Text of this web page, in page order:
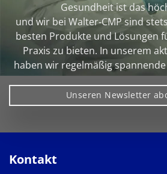
Gesundheit ist das
und wir bei Walter‑CMP sind
besten Produkte und Lösungen
Praxis zu bieten. In unserem
haben wir regelmäßig
Unseren Newsletter
Kontakt